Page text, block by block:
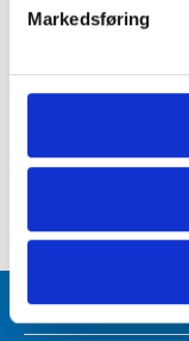
Markedsføring
stk.